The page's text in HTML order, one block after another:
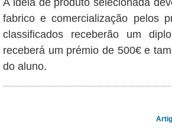
fabrico e comercialização pelos
classificados receberão um
receberá um prémio de 500€ e
do aluno.